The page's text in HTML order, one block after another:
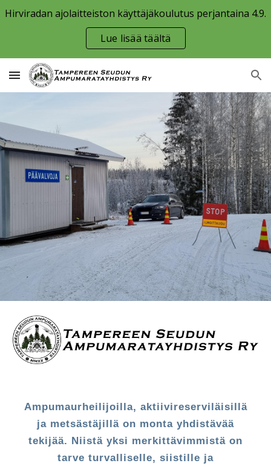
Skip to main content Skip to navigation
Hirviradan ajolaitteiston käyttäjäkoulutus perjantaina 4.9.
Lue lisää täältä
Ampumaurheilijoilla, aktiivireserviläisillä
ja metsästäjillä on monta yhdistävää
tekijää. Niistä yksi merkittävimmistä on
tarve turvalliselle, siistille ja